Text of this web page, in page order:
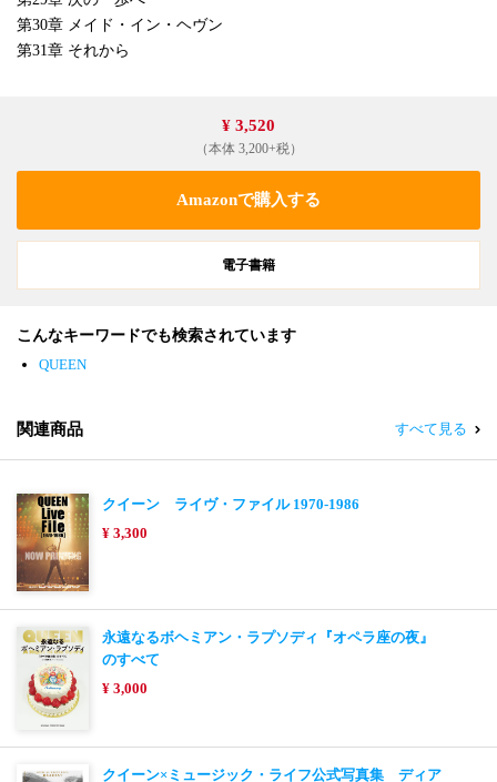
第30章 メイド・イン・ヘヴン
第31章 それから
¥ 3,520
（本体 3,200+税）
Amazonで購入する
電子書籍
こんなキーワードでも検索されています
QUEEN
関連商品 すべて見る
クイーン ライヴ・ファイル 1970-1986
¥ 3,300
永遠なるボヘミアン・ラプソディ『オペラ座の夜』
のすべて
¥ 3,000
クイーン×ミュージック・ライフ公式写真集 ディア